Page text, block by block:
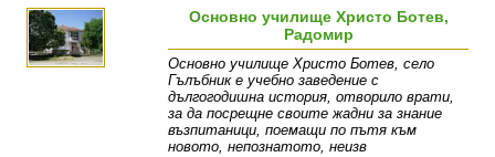
Основно училище Христо Ботев,
Радомир
Основно училище Христо Ботев, село
Гълъбник е учебно заведение с
дългогодишна история, отворило врати,
за да посрещне своите жадни за знание
възпитаници, поемащи по пътя към
новото, непознатото, неизв